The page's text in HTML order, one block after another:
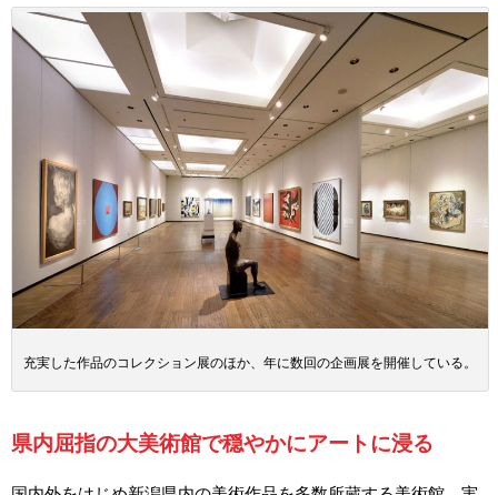
充実した作品のコレクション展のほか、年に数回の企画展を開催している。
県内屈指の大美術館で穏やかにアートに浸る